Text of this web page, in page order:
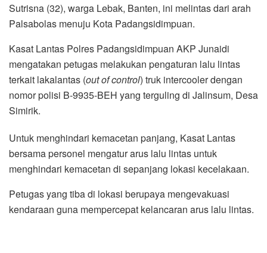
Sutrisna (32), warga Lebak, Banten, ini melintas dari arah
Palsabolas menuju Kota Padangsidimpuan.
Kasat Lantas Polres Padangsidimpuan AKP Junaidi
mengatakan petugas melakukan pengaturan lalu lintas
terkait lakalantas (out of control) truk intercooler dengan
nomor polisi B-9935-BEH yang terguling di Jalinsum, Desa
Simirik.
Untuk menghindari kemacetan panjang, Kasat Lantas
bersama personel mengatur arus lalu lintas untuk
menghindari kemacetan di sepanjang lokasi kecelakaan.
Petugas yang tiba di lokasi berupaya mengevakuasi
kendaraan guna mempercepat kelancaran arus lalu lintas.